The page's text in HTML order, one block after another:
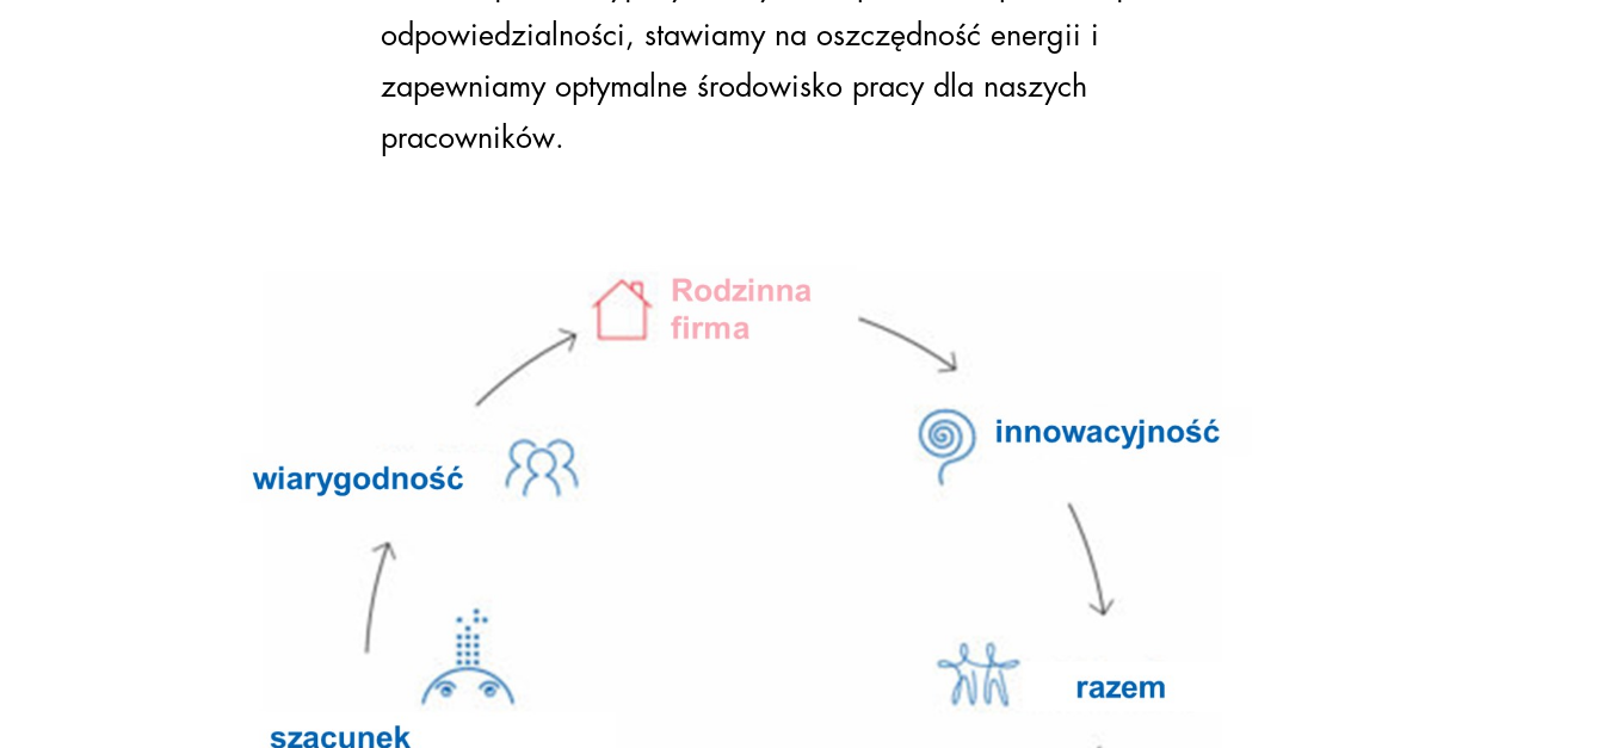
odpowiedzialności, stawiamy na oszczędność energii i
zapewniamy optymalne środowisko pracy dla naszych
pracowników.